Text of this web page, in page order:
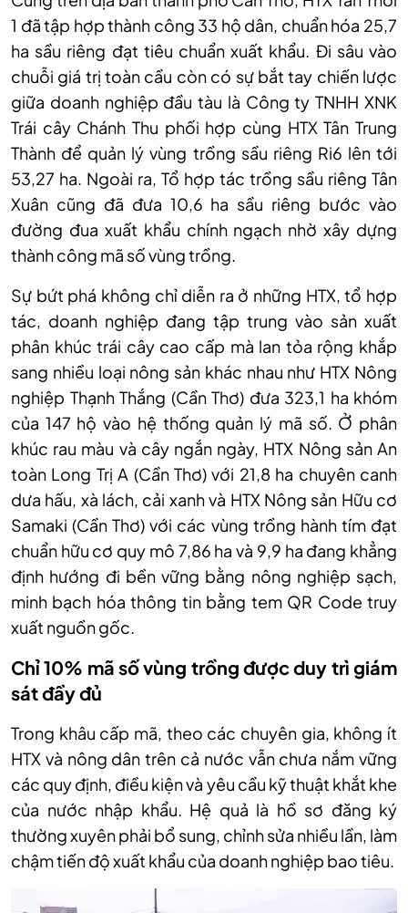
1 đã tập hợp thành công 33 hộ dân, chuẩn hóa 25,7
ha sầu riêng đạt tiêu chuẩn xuất khẩu. Đi sâu vào
chuỗi giá trị toàn cầu còn có sự bắt tay chiến lược
giữa doanh nghiệp đầu tàu là Công ty TNHH XNK
Trái cây Chánh Thu phối hợp cùng HTX Tân Trung
Thành để quản lý vùng trồng sầu riêng Ri6 lên tới
53,27 ha. Ngoài ra, Tổ hợp tác trồng sầu riêng Tân
Xuân cũng đã đưa 10,6 ha sầu riêng bước vào
đường đua xuất khẩu chính ngạch nhờ xây dựng
thành công mã số vùng trồng.
Sự bứt phá không chỉ diễn ra ở những HTX, tổ hợp
tác, doanh nghiệp đang tập trung vào sản xuất
phân khúc trái cây cao cấp mà lan tỏa rộng khắp
sang nhiều loại nông sản khác nhau như HTX Nông
nghiệp Thạnh Thắng (Cần Thơ) đưa 323,1 ha khóm
của 147 hộ vào hệ thống quản lý mã số. Ở phân
khúc rau màu và cây ngắn ngày, HTX Nông sản An
toàn Long Trị A (Cần Thơ) với 21,8 ha chuyên canh
dưa hấu, xà lách, cải xanh và HTX Nông sản Hữu cơ
Samaki (Cần Thơ) với các vùng trồng hành tím đạt
chuẩn hữu cơ quy mô 7,86 ha và 9,9 ha đang khẳng
định hướng đi bền vững bằng nông nghiệp sạch,
minh bạch hóa thông tin bằng tem QR Code truy
xuất nguồn gốc.
Chỉ 10% mã số vùng trồng được duy trì giám
sát đầy đủ
Trong khâu cấp mã, theo các chuyên gia, không ít
HTX và nông dân trên cả nước vẫn chưa nắm vững
các quy định, điều kiện và yêu cầu kỹ thuật khắt khe
của nước nhập khẩu. Hệ quả là hồ sơ đăng ký
thường xuyên phải bổ sung, chỉnh sửa nhiều lần, làm
chậm tiến độ xuất khẩu của doanh nghiệp bao tiêu.